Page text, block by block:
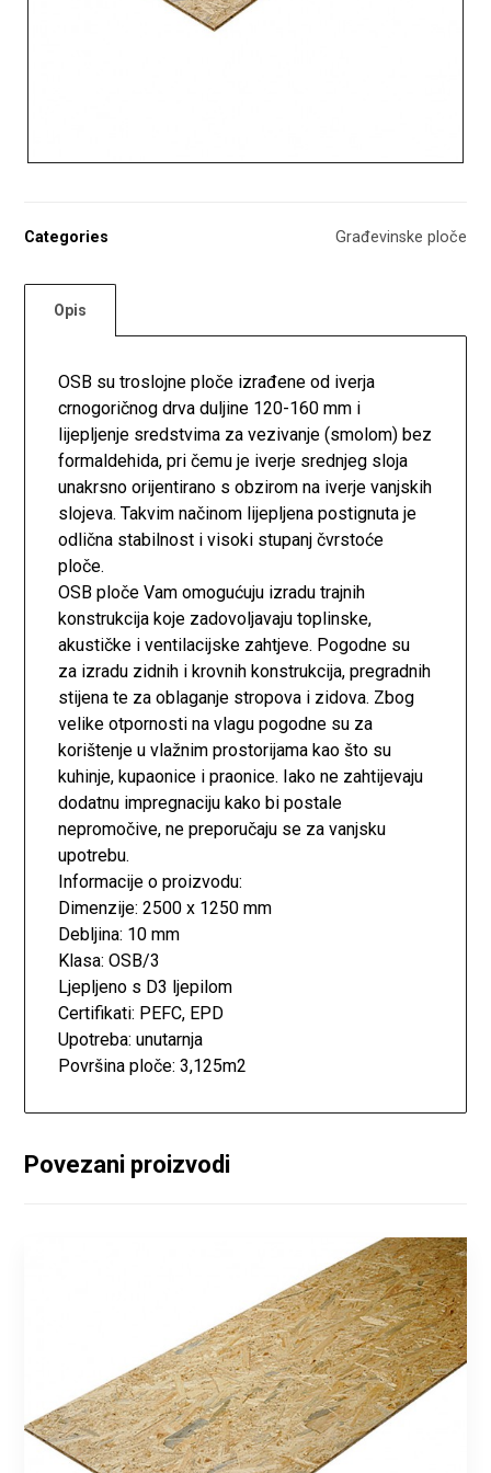
Categories Građevinske ploče
Opis
OSB su troslojne ploče izrađene od iverja
crnogoričnog drva duljine 120-160 mm i
lijepljenje sredstvima za vezivanje (smolom) bez
formaldehida, pri čemu je iverje srednjeg sloja
unakrsno orijentirano s obzirom na iverje vanjskih
slojeva. Takvim načinom lijepljena postignuta je
odlična stabilnost i visoki stupanj čvrstoće
ploče.
OSB ploče Vam omogućuju izradu trajnih
konstrukcija koje zadovoljavaju toplinske,
akustičke i ventilacijske zahtjeve. Pogodne su
za izradu zidnih i krovnih konstrukcija, pregradnih
stijena te za oblaganje stropova i zidova. Zbog
velike otpornosti na vlagu pogodne su za
korištenje u vlažnim prostorijama kao što su
kuhinje, kupaonice i praonice. Iako ne zahtijevaju
dodatnu impregnaciju kako bi postale
nepromočive, ne preporučaju se za vanjsku
upotrebu.
Informacije o proizvodu:
Dimenzije: 2500 x 1250 mm
Debljina: 10 mm
Klasa: OSB/3
Ljepljeno s D3 ljepilom
Certifikati: PEFC, EPD
Upotreba: unutarnja
Površina ploče: 3,125m2
Povezani proizvodi